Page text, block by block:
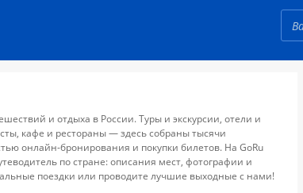
и отдыха в России. Туры и экскурсии, отели и
кафе и рестораны — здесь собраны тысячи
онлайн-бронирования и покупки билетов. На GoRu
по стране: описания мест, фотографии и
поездки или проводите лучшие выходные с нами!